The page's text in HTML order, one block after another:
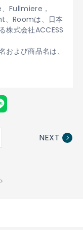
Fullmiere，
、Roomは、日本
株式会社ACCESS
および商品名は、
NEXT